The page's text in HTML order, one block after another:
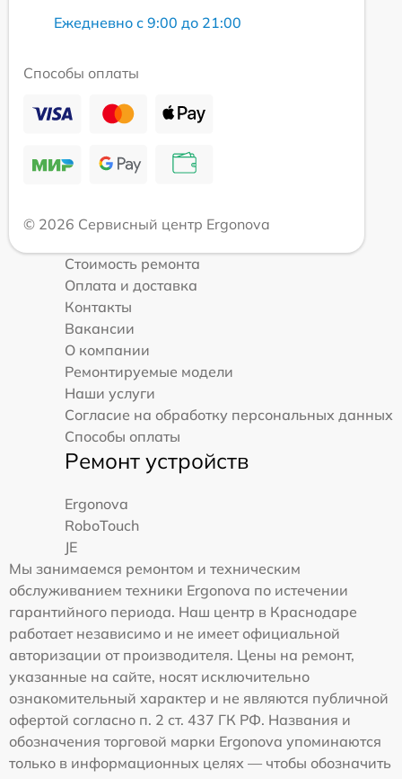
Ежедневно с 9:00 до 21:00
Способы оплаты
© 2026 Сервисный центр Ergonova
Стоимость ремонта
Оплата и доставка
Контакты
Вакансии
О компании
Ремонтируемые модели
Наши услуги
Согласие на обработку персональных данных
Способы оплаты
Ремонт устройств
Ergonova
RoboTouch
JE
Мы занимаемся ремонтом и техническим
обслуживанием техники Ergonova по истечении
гарантийного периода. Наш центр в Краснодаре
работает независимо и не имеет официальной
авторизации от производителя. Цены на ремонт,
указанные на сайте, носят исключительно
ознакомительный характер и не являются публичной
офертой согласно п. 2 ст. 437 ГК РФ. Названия и
обозначения торговой марки Ergonova упоминаются
только в информационных целях — чтобы обозначить